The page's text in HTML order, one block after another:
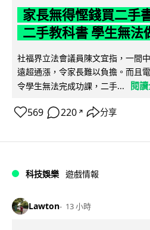
家長無得慳錢買二手
二手教科書 學生無法
社福界立法會議員陳文宜指，一間
遠超通漲，令家長難以負擔。而且
令學生無法完成功課，二手...
閱
569 220 ↗ 分享
科技娛樂 遊戲情報
Lawton 13 小時